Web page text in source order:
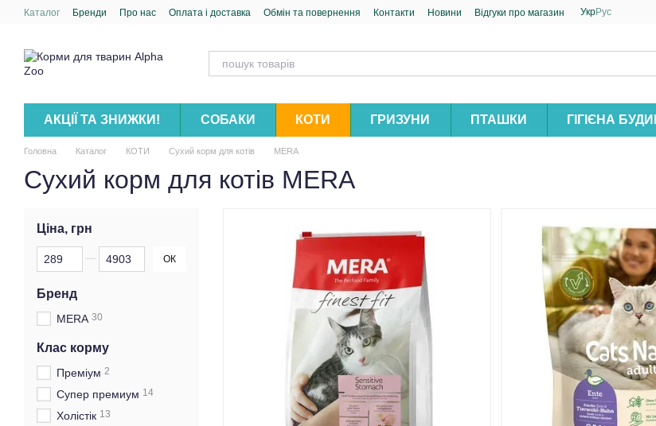
Перейти до основного контенту
Каталог Бренди Про нас Оплата і доставка Обмін та повернення Контакти Новини Відгуки про магазин УкрРус
АКЦІЇ ТА ЗНИЖКИ! СОБАКИ КОТИ ГРИЗУНИ ПТАШКИ ГІГІЄНА
Головна Каталог КОТИ Сухий корм для котів MERA
Сухий корм для котів MERA
Ціна, грн
Від Ціна, грн
До Ціна, грн ОК
Бренд
MERA 30
Клас корму
Преміум 2
Супер премиум 14
Холістік 13